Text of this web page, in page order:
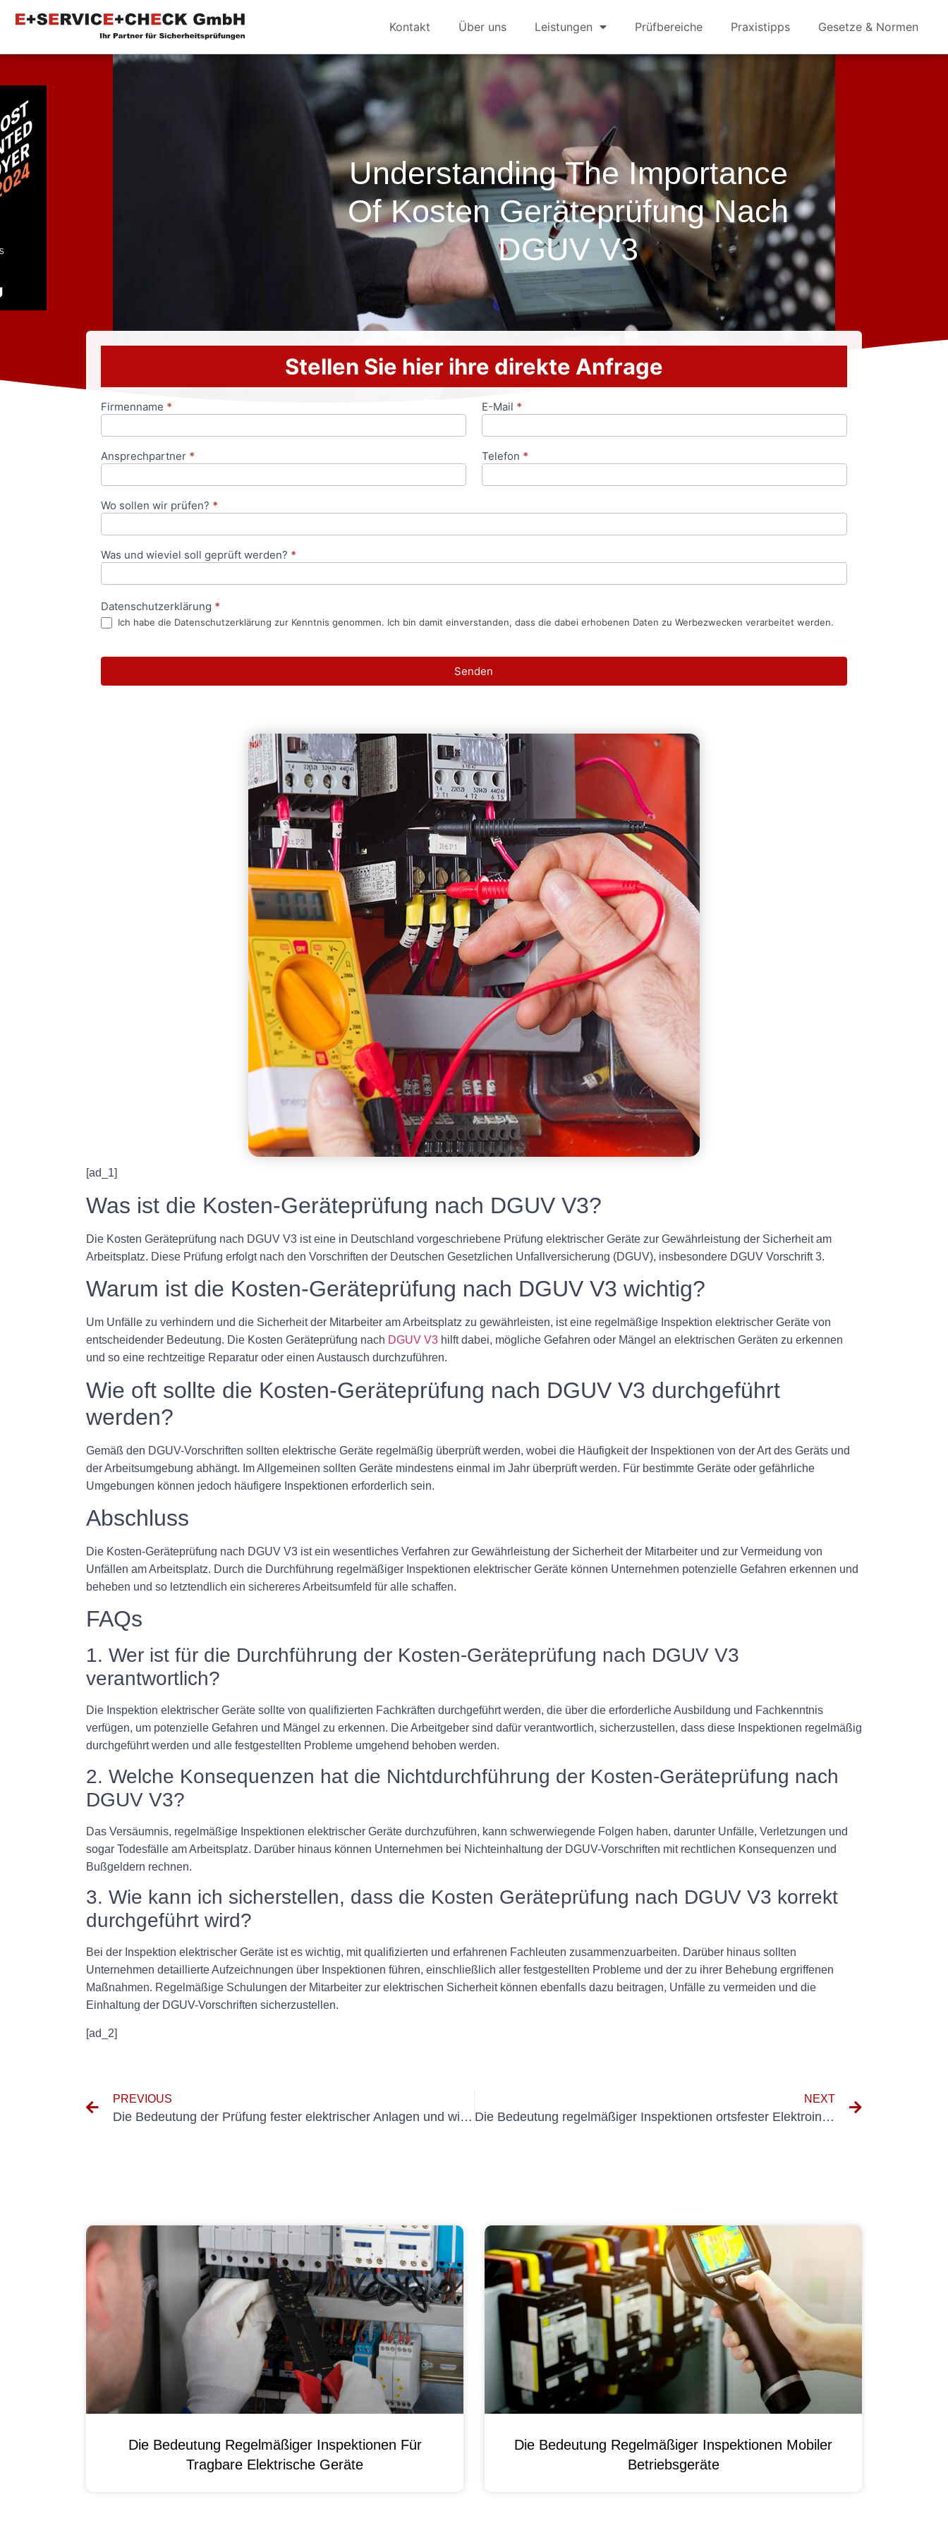
Kontakt Über uns Leistungen Prüfbereiche Praxistipps Gesetze & Normen
Understanding The Importance
Of Kosten Geräteprüfung Nach
DGUV V3
Stellen Sie hier ihre direkte Anfrage
Anfrageformular
Firmenname * E-Mail *
Ansprechpartner * Telefon *
Wo sollen wir prüfen? *
Was und wieviel soll geprüft werden? *
Datenschutzerklärung *
Ich habe die Datenschutzerklärung zur Kenntnis genommen. Ich bin damit einverstanden, dass die dabei erhobenen Daten zu Werbezwecken verarbeitet werden.
Senden
[ad_1]
Was ist die Kosten-Geräteprüfung nach DGUV V3?
Die Kosten Geräteprüfung nach DGUV V3 ist eine in Deutschland vorgeschriebene Prüfung elektrischer Geräte zur Gewährleistung der Sicherheit am
Arbeitsplatz. Diese Prüfung erfolgt nach den Vorschriften der Deutschen Gesetzlichen Unfallversicherung (DGUV), insbesondere DGUV Vorschrift 3.
Warum ist die Kosten-Geräteprüfung nach DGUV V3 wichtig?
Um Unfälle zu verhindern und die Sicherheit der Mitarbeiter am Arbeitsplatz zu gewährleisten, ist eine regelmäßige Inspektion elektrischer Geräte von
entscheidender Bedeutung. Die Kosten Geräteprüfung nach DGUV V3 hilft dabei, mögliche Gefahren oder Mängel an elektrischen Geräten zu erkennen
und so eine rechtzeitige Reparatur oder einen Austausch durchzuführen.
Wie oft sollte die Kosten-Geräteprüfung nach DGUV V3 durchgeführt
werden?
Gemäß den DGUV-Vorschriften sollten elektrische Geräte regelmäßig überprüft werden, wobei die Häufigkeit der Inspektionen von der Art des Geräts und
der Arbeitsumgebung abhängt. Im Allgemeinen sollten Geräte mindestens einmal im Jahr überprüft werden. Für bestimmte Geräte oder gefährliche
Umgebungen können jedoch häufigere Inspektionen erforderlich sein.
Abschluss
Die Kosten-Geräteprüfung nach DGUV V3 ist ein wesentliches Verfahren zur Gewährleistung der Sicherheit der Mitarbeiter und zur Vermeidung von
Unfällen am Arbeitsplatz. Durch die Durchführung regelmäßiger Inspektionen elektrischer Geräte können Unternehmen potenzielle Gefahren erkennen und
beheben und so letztendlich ein sichereres Arbeitsumfeld für alle schaffen.
FAQs
1. Wer ist für die Durchführung der Kosten-Geräteprüfung nach DGUV V3
verantwortlich?
Die Inspektion elektrischer Geräte sollte von qualifizierten Fachkräften durchgeführt werden, die über die erforderliche Ausbildung und Fachkenntnis
verfügen, um potenzielle Gefahren und Mängel zu erkennen. Die Arbeitgeber sind dafür verantwortlich, sicherzustellen, dass diese Inspektionen regelmäßig
durchgeführt werden und alle festgestellten Probleme umgehend behoben werden.
2. Welche Konsequenzen hat die Nichtdurchführung der Kosten-Geräteprüfung nach
DGUV V3?
Das Versäumnis, regelmäßige Inspektionen elektrischer Geräte durchzuführen, kann schwerwiegende Folgen haben, darunter Unfälle, Verletzungen und
sogar Todesfälle am Arbeitsplatz. Darüber hinaus können Unternehmen bei Nichteinhaltung der DGUV-Vorschriften mit rechtlichen Konsequenzen und
Bußgeldern rechnen.
3. Wie kann ich sicherstellen, dass die Kosten Geräteprüfung nach DGUV V3 korrekt
durchgeführt wird?
Bei der Inspektion elektrischer Geräte ist es wichtig, mit qualifizierten und erfahrenen Fachleuten zusammenzuarbeiten. Darüber hinaus sollten
Unternehmen detaillierte Aufzeichnungen über Inspektionen führen, einschließlich aller festgestellten Probleme und der zu ihrer Behebung ergriffenen
Maßnahmen. Regelmäßige Schulungen der Mitarbeiter zur elektrischen Sicherheit können ebenfalls dazu beitragen, Unfälle zu vermeiden und die
Einhaltung der DGUV-Vorschriften sicherzustellen.
[ad_2]
PREVIOUS
Die Bedeutung der Prüfung fester elektrischer Anlagen und wiederholter Inspektionen von Maschinen
NEXT
Die Bedeutung regelmäßiger Inspektionen ortsfester Elektroinstallationen nach VDE-Normen
Die Bedeutung Regelmäßiger Inspektionen Für
Tragbare Elektrische Geräte
Die Bedeutung Regelmäßiger Inspektionen Mobiler
Betriebsgeräte